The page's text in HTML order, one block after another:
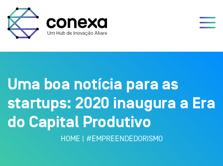
Uma boa notícia para as
startups: 2020 inaugura a Era
do Capital Produtivo
HOME | #EMPREENDEDORISMO